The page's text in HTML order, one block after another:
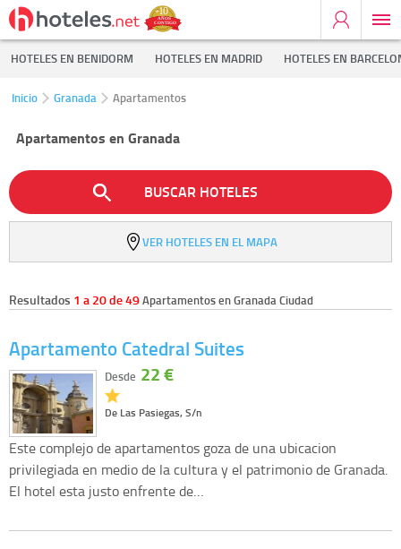
HOTELES EN BENIDORM HOTELES EN MADRID HOTELES EN
Inicio Granada Apartamentos
Apartamentos en Granada
BUSCAR HOTELES
VER HOTELES EN EL MAPA
Resultados 1 a 20 de 49Apartamentos en Granada Ciudad
Apartamento Catedral Suites
De Las Pasiegas, S/n
Desde 22 €
Este complejo de apartamentos goza de una ubicacion
privilegiada en medio de la cultura y el patrimonio de Granada.
El hotel esta justo enfrente de…